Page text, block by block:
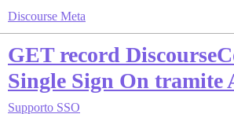
Discourse Meta
GET record
Single Sign On tramite
Supporto SSO